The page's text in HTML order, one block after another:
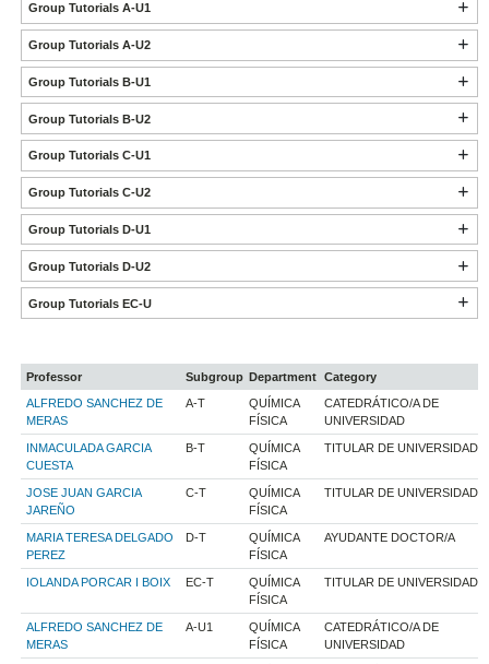
Group Tutorials A-U1
Group Tutorials A-U2
Group Tutorials B-U1
Group Tutorials B-U2
Group Tutorials C-U1
Group Tutorials C-U2
Group Tutorials D-U1
Group Tutorials D-U2
Group Tutorials EC-U
Professor Subgroup Department Category
ALFREDO SANCHEZ DE
MERAS
A-T
QUÍMICA
FÍSICA
CATEDRÁTICO/A DE
UNIVERSIDAD
INMACULADA GARCIA
CUESTA
B-T
QUÍMICA
FÍSICA
TITULAR DE UNIVERSIDAD
JOSE JUAN GARCIA
JAREÑO
C-T
QUÍMICA
FÍSICA
TITULAR DE UNIVERSIDAD
MARIA TERESA DELGADO
PEREZ
D-T
QUÍMICA
FÍSICA
AYUDANTE DOCTOR/A
IOLANDA PORCAR I BOIX EC-T
QUÍMICA
FÍSICA
TITULAR DE UNIVERSIDAD
ALFREDO SANCHEZ DE
MERAS
A-U1
QUÍMICA
FÍSICA
CATEDRÁTICO/A DE
UNIVERSIDAD